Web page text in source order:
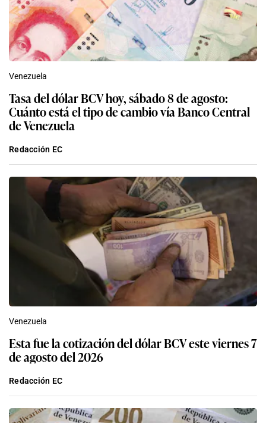
Venezuela
Tasa del dólar BCV hoy, sábado 8 de agosto:
Cuánto está el tipo de cambio vía Banco Central
de Venezuela
Redacción EC
Venezuela
Esta fue la cotización del dólar BCV este viernes 7
de agosto del 2026
Redacción EC